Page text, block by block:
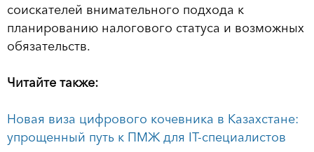
соискателей внимательного подхода к
планированию налогового статуса и возможных
обязательств.
Читайте также:
Новая виза цифрового кочевника в Казахстане:
упрощенный путь к ПМЖ для IT-специалистов